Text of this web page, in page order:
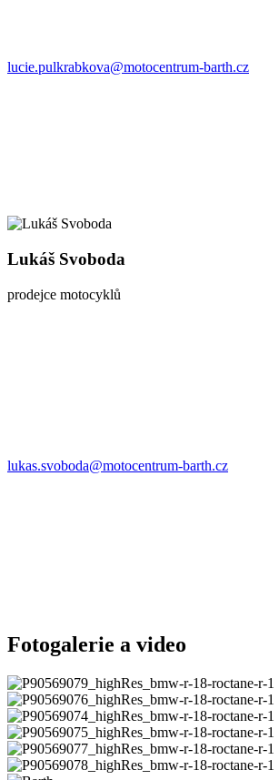
lucie.pulkrabkova@motocentrum-barth.cz
Lukáš Svoboda
prodejce motocyklů
lukas.svoboda@motocentrum-barth.cz
Fotogalerie a video